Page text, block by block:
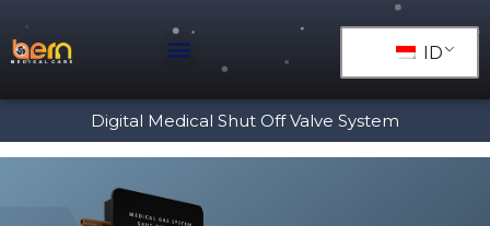
ID
Digital Medical Shut Off Valve System